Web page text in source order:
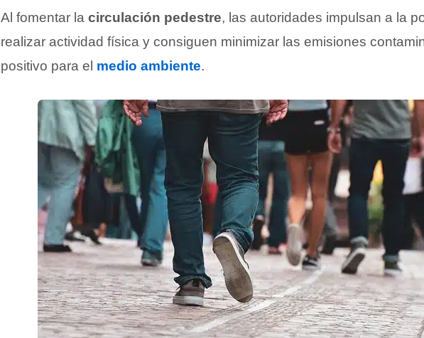
Al fomentar la circulación pedestre, las autoridades impulsan a la
realizar actividad física y consiguen minimizar las emisiones
positivo para el medio ambiente.